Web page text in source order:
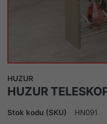
HUZUR
HUZUR
Stok kodu (SKU) HN091